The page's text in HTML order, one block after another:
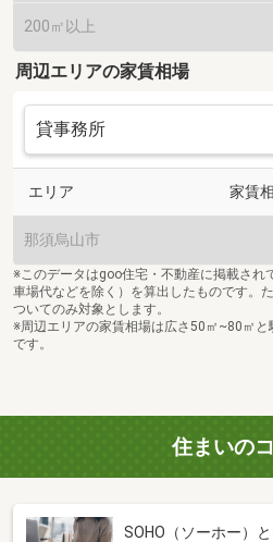
200㎡以上
周辺エリアの家賃相場
エリア 家賃
那須烏山市
※このデータはgoo住宅・不動産に掲載され
車場代などを除く）を算出したものです。
ついてのみ対象とします。
※周辺エリアの家賃相場は広さ50㎡~80㎡
です。
住まいの
SOHO（ソーホー）